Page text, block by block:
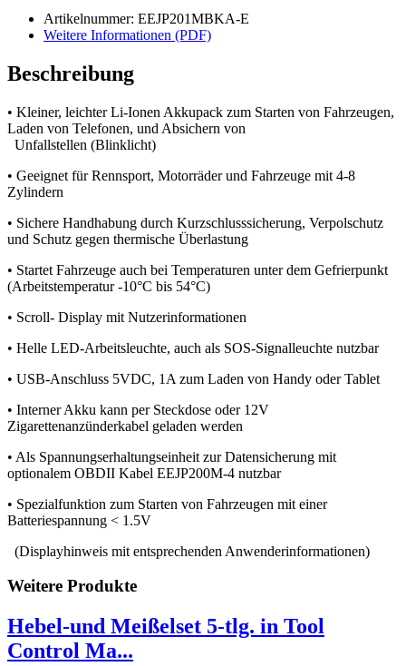
Artikelnummer: EEJP201MBKA-E
Weitere Informationen (PDF)
Beschreibung
• Kleiner, leichter Li-Ionen Akkupack zum Starten von Fahrzeugen,
Laden von Telefonen, und Absichern von
Unfallstellen (Blinklicht)
• Geeignet für Rennsport, Motorräder und Fahrzeuge mit 4-8
Zylindern
• Sichere Handhabung durch Kurzschlusssicherung, Verpolschutz
und Schutz gegen thermische Überlastung
• Startet Fahrzeuge auch bei Temperaturen unter dem Gefrierpunkt
(Arbeitstemperatur -10°C bis 54°C)
• Scroll- Display mit Nutzerinformationen
• Helle LED-Arbeitsleuchte, auch als SOS-Signalleuchte nutzbar
• USB-Anschluss 5VDC, 1A zum Laden von Handy oder Tablet
• Interner Akku kann per Steckdose oder 12V
Zigarettenanzünderkabel geladen werden
• Als Spannungserhaltungseinheit zur Datensicherung mit
optionalem OBDII Kabel EEJP200M-4 nutzbar
• Spezialfunktion zum Starten von Fahrzeugen mit einer
Batteriespannung < 1.5V
(Displayhinweis mit entsprechenden Anwenderinformationen)
Weitere Produkte
Hebel-und Meißelset 5-tlg. in Tool
Control Ma...